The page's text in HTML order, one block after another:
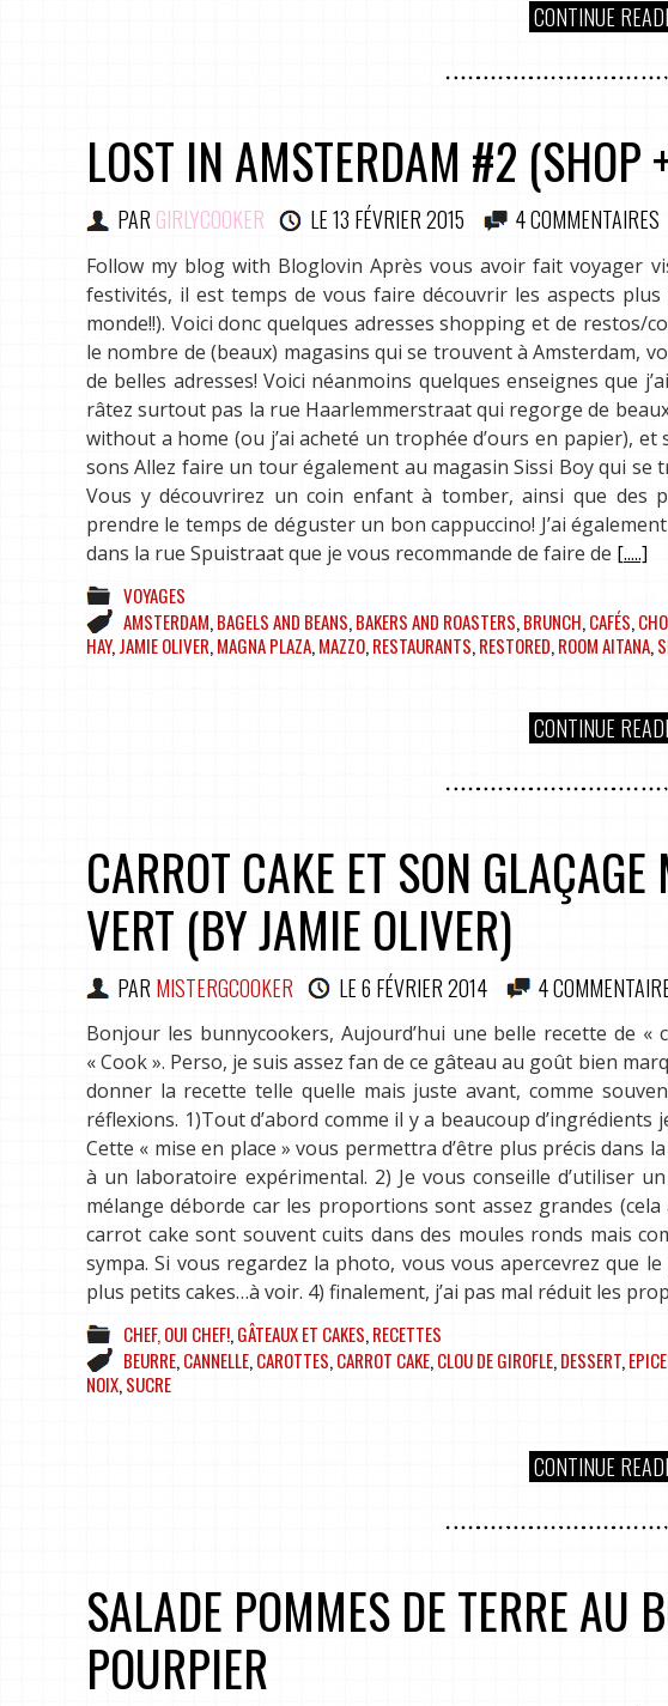
CONTINUE
LOST IN AMSTERDAM #2 (SHOP
PAR GIRLYCOOKER LE13 FÉVRIER 2015 4 COMMENTAIRES
Follow my blog with Bloglovin Après vous avoir fait voyager
festivités, il est temps de vous faire découvrir les aspects
monde!!). Voici donc quelques adresses shopping et de restos/
le nombre de (beaux) magasins qui se trouvent à Amsterdam,
de belles adresses! Voici néanmoins quelques enseignes que
râtez surtout pas la rue Haarlemmerstraat qui regorge de
without a home (ou j’ai acheté un trophée d’ours en papier),
sons Allez faire un tour également au magasin Sissi Boy qui se
Vous y découvrirez un coin enfant à tomber, ainsi que des
prendre le temps de déguster un bon cappuccino! J’ai
dans la rue Spuistraat que je vous recommande de faire de [.....]
VOYAGES
AMSTERDAM,BAGELS AND BEANS,BAKERS AND ROASTERS,BRUNCH,CAFÉS,
HAY,JAMIE OLIVER,MAGNA PLAZA,MAZZO,RESTAURANTS,RESTORED,ROOM AITANA,
CONTINUE
CARROT CAKE ET SON
VERT (BY JAMIE OLIVER)
PAR MISTERGCOOKER LE6 FÉVRIER 2014 4
Bonjour les bunnycookers, Aujourd’hui une belle recette de
« Cook ». Perso, je suis assez fan de ce gâteau au goût bien
donner la recette telle quelle mais juste avant, comme
réflexions. 1)Tout d’abord comme il y a beaucoup
Cette « mise en place » vous permettra d’être plus précis dans
à un laboratoire expérimental. 2) Je vous conseille d’utiliser
mélange déborde car les proportions sont assez grandes
carrot cake sont souvent cuits dans des moules ronds mais
sympa. Si vous regardez la photo, vous vous apercevrez que
plus petits cakes…à voir. 4) finalement, j’ai pas mal réduit les
CHEF, OUI CHEF!,GÂTEAUX ET CAKES,RECETTES
BEURRE,CANNELLE,CAROTTES,CARROT CAKE,CLOU DE GIROFLE,DESSERT,
NOIX,SUCRE
CONTINUE
SALADE POMMES DE TERRE AU
POURPIER